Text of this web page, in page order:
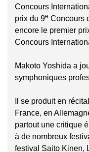
Concours
prix du 9e Concours
encore le premier
Concours
Makoto Yoshida a
symphoniques
Il se produit en
France, en
partout une critique
à de nombreux
festival Saito Kinen,